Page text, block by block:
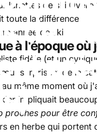
deski
lunettes de ski
toute la différence
année de ski
à l'époque
fidèle (et un
surprise » de la
même moment où
impliquait
proches pour être
en herbe qui